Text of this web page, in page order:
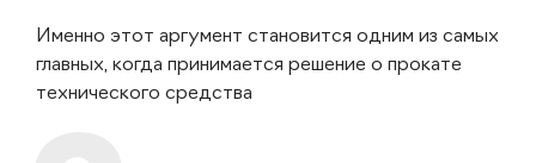
Именно этот аргумент становится одним из самых
главных, когда принимается решение о прокате
технического средства